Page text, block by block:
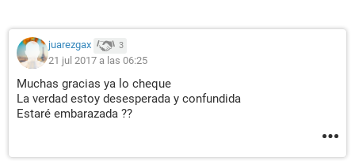
juarezgax 3
21 jul 2017 a las 06:25
Muchas gracias ya lo cheque
La verdad estoy desesperada y confundida
Estaré embarazada ??